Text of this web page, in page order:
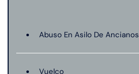
Abuso En Asilo De Ancianos
Vuelco